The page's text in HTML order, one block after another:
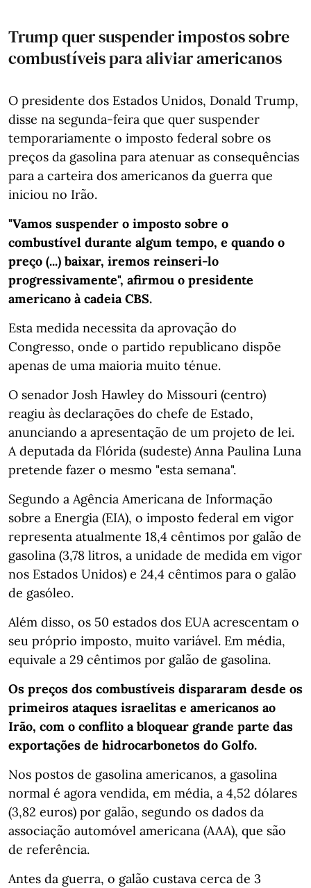
Trump quer suspender impostos sobre
combustíveis para aliviar americanos
O presidente dos Estados Unidos, Donald Trump,
disse na segunda-feira que quer suspender
temporariamente o imposto federal sobre os
preços da gasolina para atenuar as consequências
para a carteira dos americanos da guerra que
iniciou no Irão.
"Vamos suspender o imposto sobre o
combustível durante algum tempo, e quando o
preço (...) baixar, iremos reinseri-lo
progressivamente", afirmou o presidente
americano à cadeia CBS.
Esta medida necessita da aprovação do
Congresso, onde o partido republicano dispõe
apenas de uma maioria muito ténue.
O senador Josh Hawley do Missouri (centro)
reagiu às declarações do chefe de Estado,
anunciando a apresentação de um projeto de lei.
A deputada da Flórida (sudeste) Anna Paulina Luna
pretende fazer o mesmo "esta semana".
Segundo a Agência Americana de Informação
sobre a Energia (EIA), o imposto federal em vigor
representa atualmente 18,4 cêntimos por galão de
gasolina (3,78 litros, a unidade de medida em vigor
nos Estados Unidos) e 24,4 cêntimos para o galão
de gasóleo.
Além disso, os 50 estados dos EUA acrescentam o
seu próprio imposto, muito variável. Em média,
equivale a 29 cêntimos por galão de gasolina.
Os preços dos combustíveis dispararam desde os
primeiros ataques israelitas e americanos ao
Irão, com o conflito a bloquear grande parte das
exportações de hidrocarbonetos do Golfo.
Nos postos de gasolina americanos, a gasolina
normal é agora vendida, em média, a 4,52 dólares
(3,82 euros) por galão, segundo os dados da
associação automóvel americana (AAA), que são
de referência.
Antes da guerra, o galão custava cerca de 3